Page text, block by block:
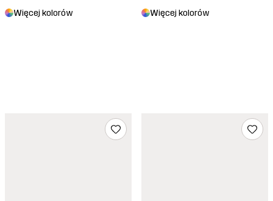
Więcej kolorów Więcej kolorów